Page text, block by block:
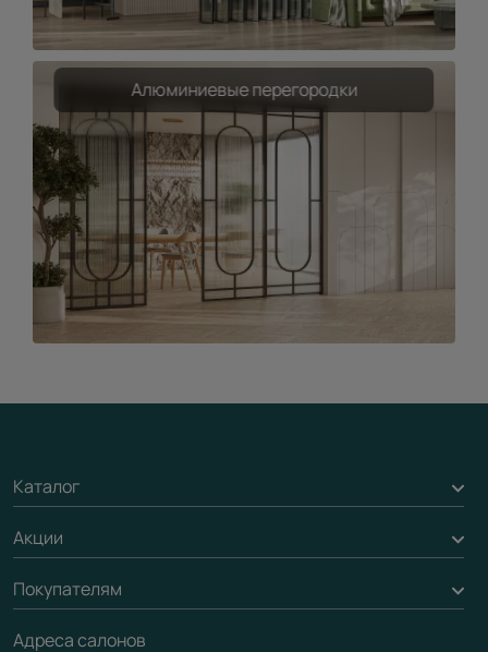
Алюминиевые перегородки
Каталог
Межкомнатные двери
Подбор двери
Акции
Акции компании
Покупателям
Доставка
Адреса салонов